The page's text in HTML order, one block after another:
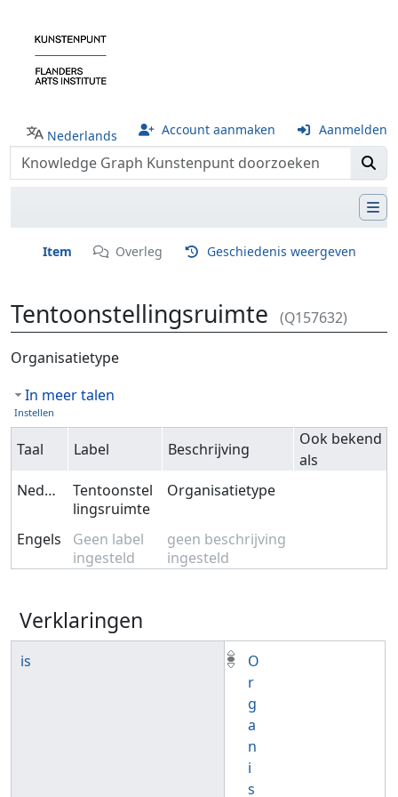
Nederlands Account aanmaken Aanmelden
Item Overleg Geschiedenis weergeven
Tentoonstellingsruimte (Q157632)
Ga naar:navigatie
Organisatietype
In meer talen
Instellen
Taal Label Beschrijving
Ook bekend
als
Nederlands
Tentoonstel
lingsruimte
Organisatietype
Engels
Geen label
ingesteld
geen beschrijving
ingesteld
Verklaringen
is
O
r
g
a
n
i
s